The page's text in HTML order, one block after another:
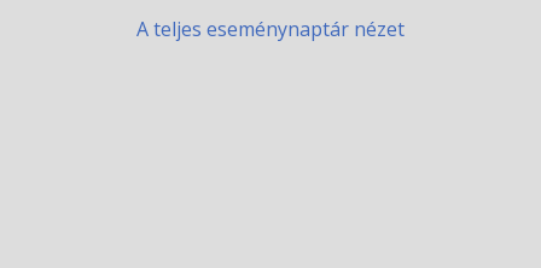
A teljes eseménynaptár nézet